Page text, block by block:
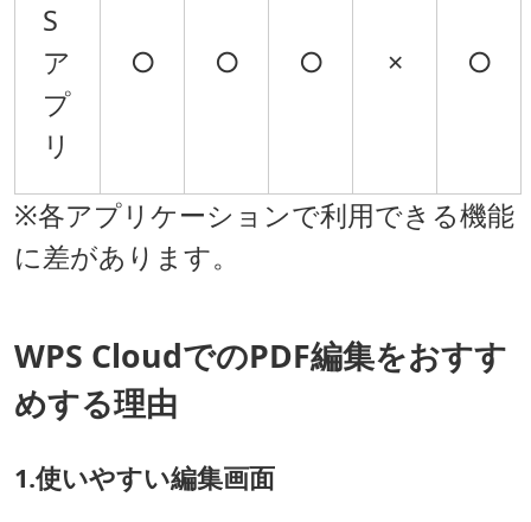
S
ア
プ
リ
○ ○ ○ × ○
※各アプリケーションで利用できる機能
に差があります。
WPS CloudでのPDF編集をおすす
めする理由
1.使いやすい編集画面